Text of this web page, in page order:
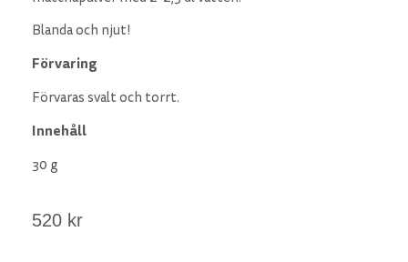
Blanda och njut!
Förvaring
Förvaras svalt och torrt.
Innehåll
30 g
520 kr